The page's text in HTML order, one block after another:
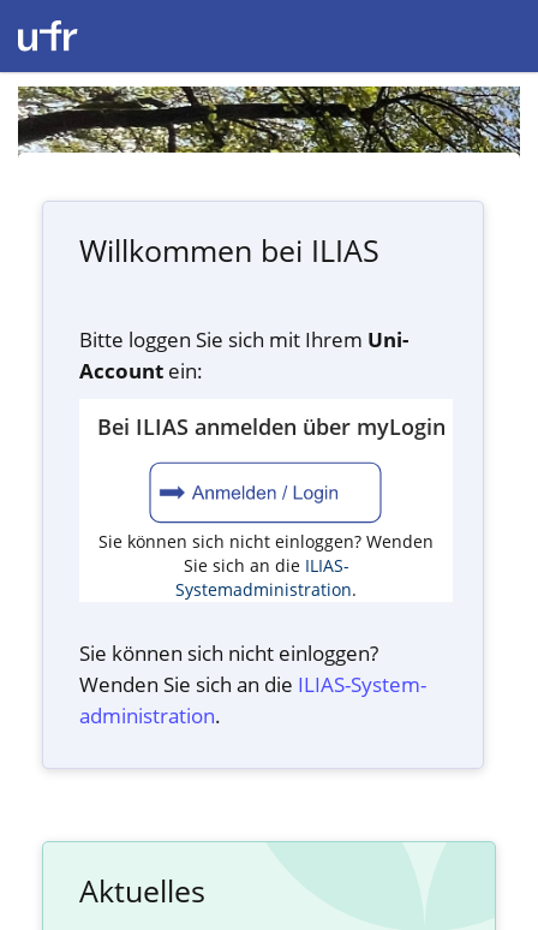
Willkommen bei ILIAS
Bitte loggen Sie sich mit Ihrem Uni-
Account ein:
Bei ILIAS anmelden über myLogin
Sie können sich nicht einloggen? Wenden
Sie sich an die ILIAS-
Systemadministration.
Sie können sich nicht einloggen?
Wenden Sie sich an die ILIAS-System­
administration.
Aktuelles